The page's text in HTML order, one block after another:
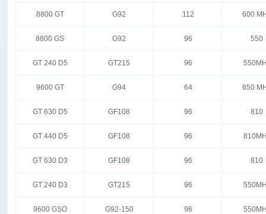
8800 GT G92 112 600
8800 GS G92 96 550
GT 240 D5 GT215 96
9600 GT G94 64 650
GT 630 D5 GF108 96 810
GT 440 D5 GF108 96
GT 630 D3 GF108 96 810
GT 240 D3 GT215 96
9600 GSO G92-150 96